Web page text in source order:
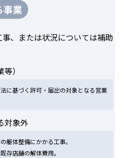
業
、または状況については補助
）
に基づく許可・届出の対象となる営業
対象外
躯体整備にかかる工事。
存店舗の解体費用。